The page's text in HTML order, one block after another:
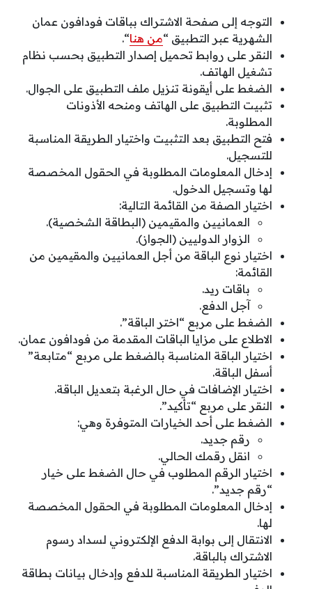
التوجه إلى صفحة الاشتراك بباقات فودافون عمان
الشهرية عبر التطبيق “من هنا“.
النقر على روابط تحميل إصدار التطبيق بحسب نظام
تشغيل الهاتف.
الضغط على أيقونة تنزيل ملف التطبيق على الجوال.
تثبيت التطبيق على الهاتف ومنحه الأذونات
المطلوبة.
فتح التطبيق بعد التثبيت واختيار الطريقة المناسبة
للتسجيل.
إدخال المعلومات المطلوبة في الحقول المخصصة
لها وتسجيل الدخول.
اختيار الصفة من القائمة التالية:
العمانيين والمقيمين (البطاقة الشخصية).
الزوار الدوليين (الجواز).
اختيار نوع الباقة من أجل العمانيين والمقيمين من
القائمة:
باقات ريد.
آجل الدفع.
الضغط على مربع “اختر الباقة”.
الاطلاع على مزايا الباقات المقدمة من فودافون عمان.
اختيار الباقة المناسبة بالضغط على مربع “متابعة”
أسفل الباقة.
اختيار الإضافات في حال الرغبة بتعديل الباقة.
النقر على مربع “تأكيد”.
الضغط على أحد الخيارات المتوفرة وهي:
رقم جديد.
انقل رقمك الحالي.
اختيار الرقم المطلوب في حال الضغط على خيار
“رقم جديد”.
إدخال المعلومات المطلوبة في الحقول المخصصة
لها.
الانتقال إلى بوابة الدفع الإلكتروني لسداد رسوم
الاشتراك بالباقة.
اختيار الطريقة المناسبة للدفع وإدخال بيانات بطاقة